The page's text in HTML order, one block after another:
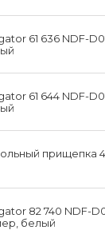
61 636 NDF-
61 644 NDF-
прищепка
82 740 NDF-
белый